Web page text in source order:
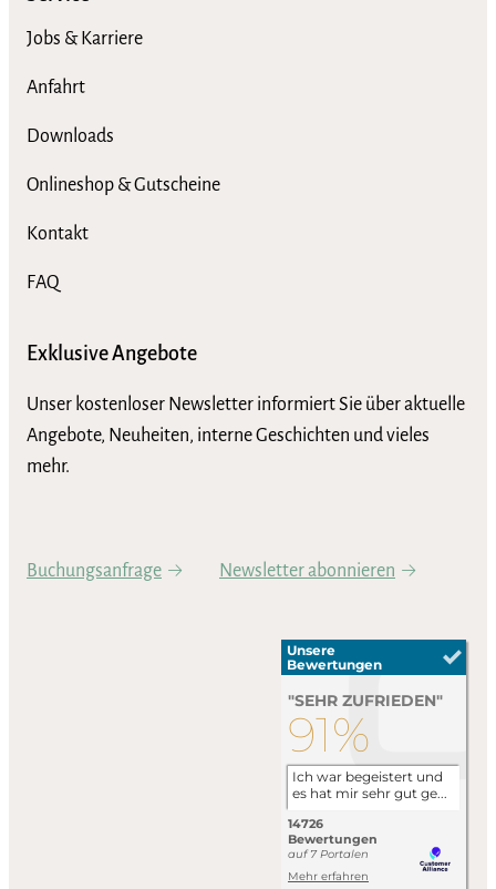
Jobs & Karriere
Anfahrt
Downloads
Onlineshop & Gutscheine
Kontakt
FAQ
Exklusive Angebote
Unser kostenloser Newsletter informiert Sie über aktuelle
Angebote, Neuheiten, interne Geschichten und vieles
mehr.
Buchungsanfrage Newsletter abonnieren